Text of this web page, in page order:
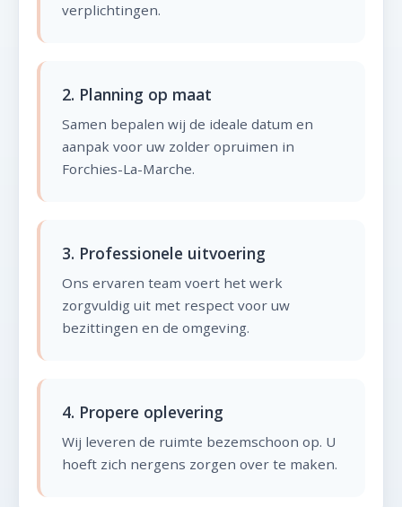
verplichtingen.
2. Planning op maat
Samen bepalen wij de ideale datum en
aanpak voor uw zolder opruimen in
Forchies-La-Marche.
3. Professionele uitvoering
Ons ervaren team voert het werk
zorgvuldig uit met respect voor uw
bezittingen en de omgeving.
4. Propere oplevering
Wij leveren de ruimte bezemschoon op. U
hoeft zich nergens zorgen over te maken.